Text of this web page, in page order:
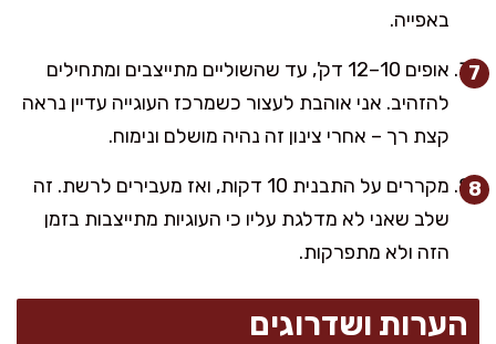
באפייה.
אופים 10–12 דק', עד שהשוליים מתייצבים ומתחילים
להזהיב. אני אוהבת לעצור כשמרכז העוגייה עדיין נראה
קצת רך – אחרי צינון זה נהיה מושלם ונימוח.
מקררים על התבנית 10 דקות, ואז מעבירים לרשת. זה
שלב שאני לא מדלגת עליו כי העוגיות מתייצבות בזמן
הזה ולא מתפרקות.
הערות ושדרוגים